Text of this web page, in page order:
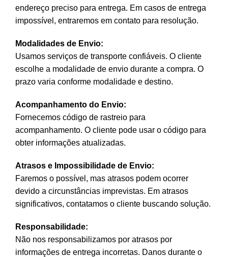
endereço preciso para entrega. Em casos de entrega
impossível, entraremos em contato para resolução.
Modalidades de Envio:
Usamos serviços de transporte confiáveis. O cliente
escolhe a modalidade de envio durante a compra. O
prazo varia conforme modalidade e destino.
Acompanhamento do Envio:
Fornecemos código de rastreio para
acompanhamento. O cliente pode usar o código para
obter informações atualizadas.
Atrasos e Impossibilidade de Envio:
Faremos o possível, mas atrasos podem ocorrer
devido a circunstâncias imprevistas. Em atrasos
significativos, contatamos o cliente buscando solução.
Responsabilidade:
Não nos responsabilizamos por atrasos por
informações de entrega incorretas. Danos durante o